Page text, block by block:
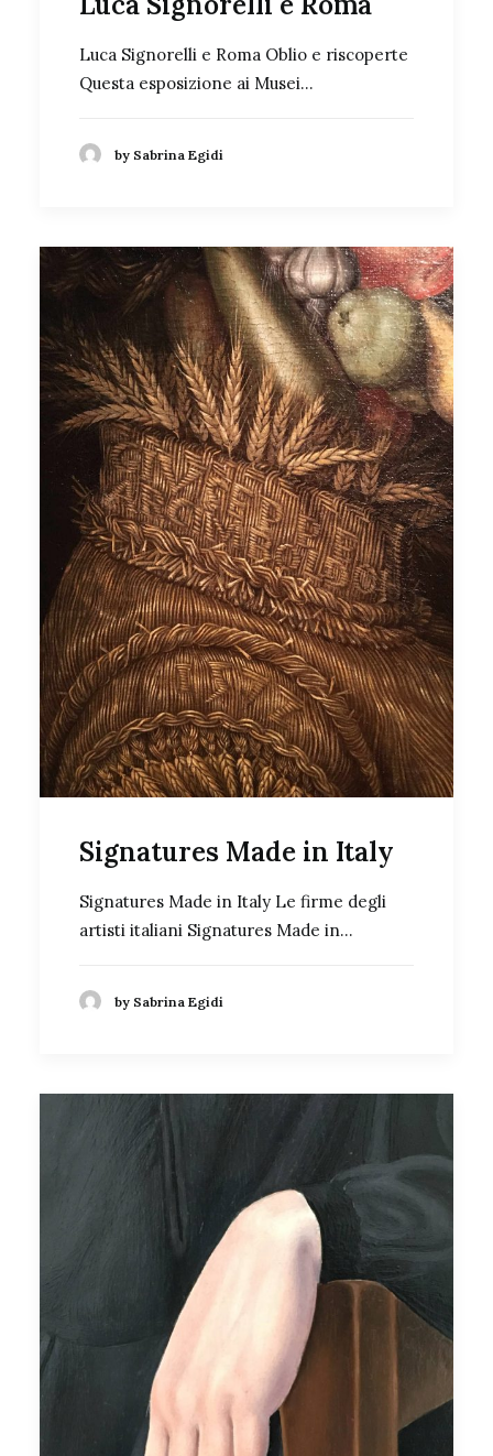
Luca Signorelli e Roma Oblio e riscoperte
Questa esposizione ai Musei…
by Sabrina Egidi
Signatures Made in Italy
Signatures Made in Italy Le firme degli
artisti italiani Signatures Made in…
by Sabrina Egidi